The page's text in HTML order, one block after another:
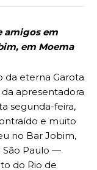
amigos em
em Moema
da eterna Garota
apresentadora
segunda-feira,
e muito
no Bar Jobim,
São Paulo —
do Rio de